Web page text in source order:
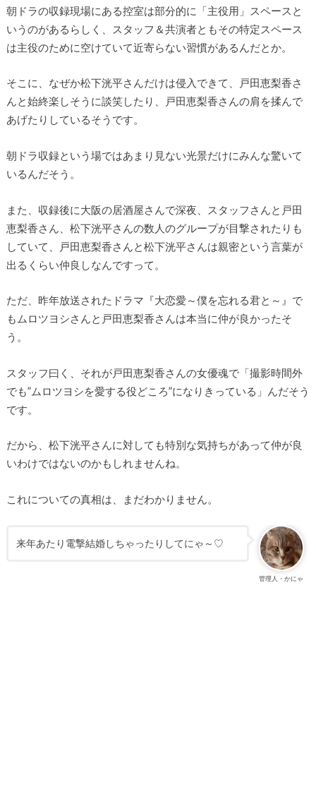
朝ドラの収録現場にある控室は部分的に「主役用」スペースと
いうのがあるらしく、スタッフ＆共演者ともその特定スペース
は主役のために空けていて近寄らない習慣があるんだとか。
そこに、なぜか松下洸平さんだけは侵入できて、戸田恵梨香さ
んと始終楽しそうに談笑したり、戸田恵梨香さんの肩を揉んで
あげたりしているそうです。
朝ドラ収録という場ではあまり見ない光景だけにみんな驚いて
いるんだそう。
また、収録後に大阪の居酒屋さんで深夜、スタッフさんと戸田
恵梨香さん、松下洸平さんの数人のグループが目撃されたりも
していて、戸田恵梨香さんと松下洸平さんは親密という言葉が
出るくらい仲良しなんですって。
ただ、昨年放送されたドラマ『大恋愛～僕を忘れる君と～』で
もムロツヨシさんと戸田恵梨香さんは本当に仲が良かったそ
う。
スタッフ曰く、それが戸田恵梨香さんの女優魂で「撮影時間外
でも”ムロツヨシを愛する役どころ”になりきっている」んだそう
です。
だから、松下洸平さんに対しても特別な気持ちがあって仲が良
いわけではないのかもしれませんね。
これについての真相は、まだわかりません。
管理人・かにゃ
来年あたり電撃結婚しちゃったりしてにゃ～♡